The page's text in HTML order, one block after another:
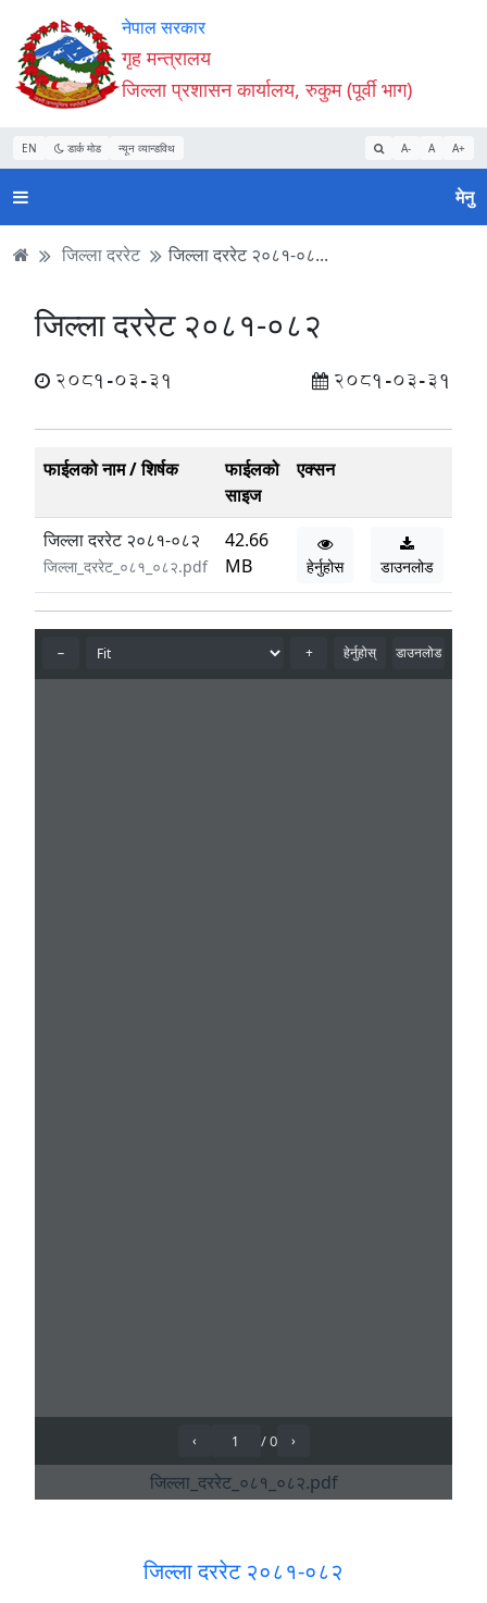
Accessibility
Mode
सुरु
गर्नुहोस्
सामाग्री
पढ्नुहाेस्
नेभिगेसन
पढ्नुहाेस्
वेबसाइट
खोजमा
जानुहोस्
नेपाल सरकार
गृह मन्त्रालय
जिल्ला प्रशासन कार्यालय, रुकुम (पूर्वी भाग)
EN डार्क मोड न्यून व्यान्डविथ A- A A+
मेनु
जिल्ला दररेट जिल्ला दररेट २०८१-०८...
जिल्ला दररेट २०८१-०८२
2081-03-31 2081-03-31
फाईलको नाम / शिर्षक
फाईलको
साइज
एक्सन
जिल्ला दररेट २०८१-०८२
जिल्ला_दररेट_०८१_०८२.pdf
42.66
MB
हेर्नुहोस डाउनलोड
जिल्ला दररेट २०८१-०८२